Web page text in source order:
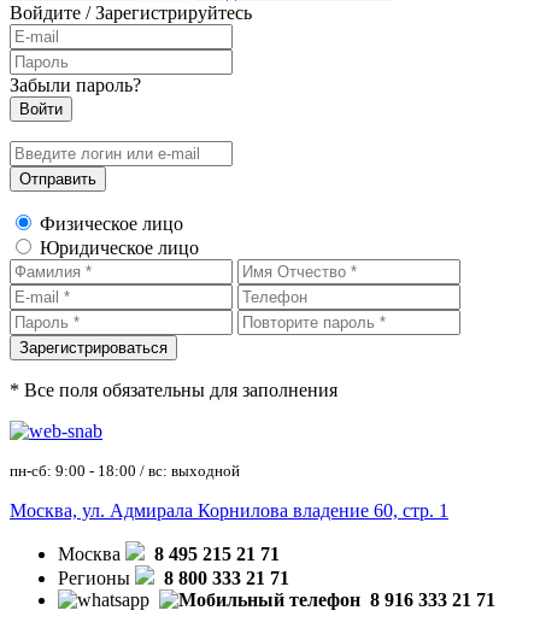
Войдите /Зарегистрируйтесь
Забыли пароль?
Физическое лицо
Юридическое лицо
* Все поля обязательны для заполнения
пн-сб: 9:00 - 18:00 / вс: выходной
Москва, ул. Адмирала Корнилова владение 60, стр. 1
Москва
8 495 215 21 71
Регионы
8 800 333 21 71
8 916 333 21 71